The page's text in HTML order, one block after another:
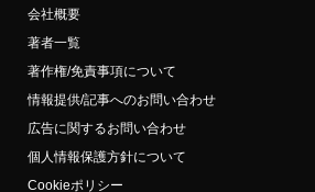
会社概要
著者一覧
著作権/免責事項について
情報提供/記事へのお問い合わせ
広告に関するお問い合わせ
個人情報保護方針について
Cookieポリシー